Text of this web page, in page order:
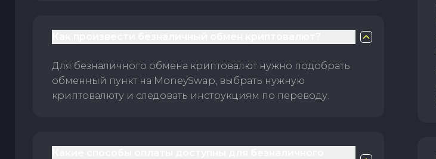
Для безналичного обмена криптовалют нужно подобрать
обменный пункт на MoneySwap, выбрать нужную
криптовалюту и следовать инструкциям по переводу.